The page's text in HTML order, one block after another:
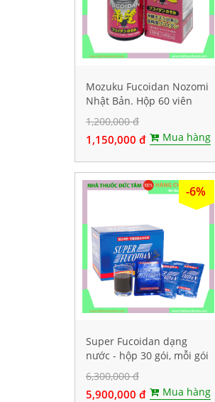
Mozuku Fucoidan Nozomi
Nhật Bản. Hộp 60 viên
1,200,000 đ
1,150,000 đ Mua hàng
-6%
Super Fucoidan dạng
nước - hộp 30 gói, mỗi gói
chứa 100ml
6,300,000 đ
5,900,000 đ Mua hàng